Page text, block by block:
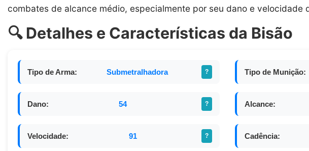
combates de alcance médio, especialmente por seu dano e velocidade
🔍 Detalhes e Características da Bisão
Tipo de Arma: Submetralhadora ? Tipo de Munição:
Dano: 54 ? Alcance:
Velocidade: 91 ? Cadência: